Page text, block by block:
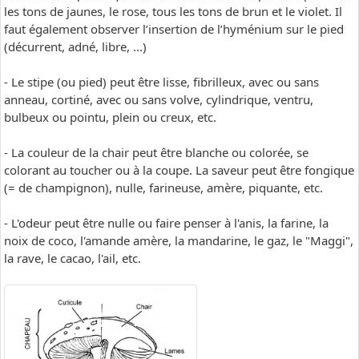
les tons de jaunes, le rose, tous les tons de brun et le violet. Il
faut également observer l’insertion de l’hyménium sur le pied
(décurrent, adné, libre, ...)
- Le stipe (ou pied) peut être lisse, fibrilleux, avec ou sans
anneau, cortiné, avec ou sans volve, cylindrique, ventru,
bulbeux ou pointu, plein ou creux, etc.
- La couleur de la chair peut être blanche ou colorée, se
colorant au toucher ou à la coupe. La saveur peut être fongique
(= de champignon), nulle, farineuse, amère, piquante, etc.
- L'odeur peut être nulle ou faire penser à l'anis, la farine, la
noix de coco, l'amande amère, la mandarine, le gaz, le "Maggi",
la rave, le cacao, l'ail, etc.